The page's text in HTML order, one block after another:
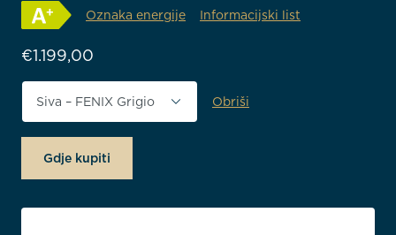
Oznaka energije Informacijski list
€1.199,00
Završna obrada Obriši
Gdje kupiti